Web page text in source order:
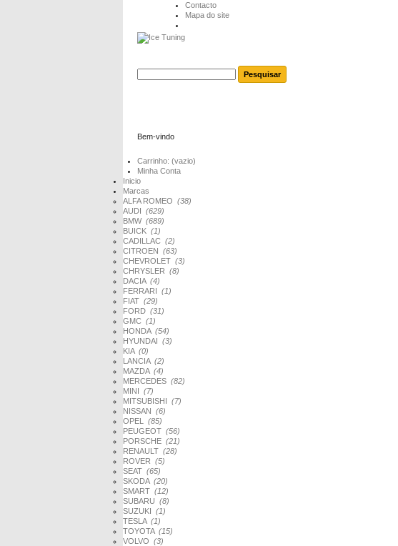
Contacto
Mapa do site
Bem-vindo
Carrinho: (vazio)
Minha Conta
Inicio
Marcas
ALFA ROMEO (38)
AUDI (629)
BMW (689)
BUICK (1)
CADILLAC (2)
CITROEN (63)
CHEVROLET (3)
CHRYSLER (8)
DACIA (4)
FERRARI (1)
FIAT (29)
FORD (31)
GMC (1)
HONDA (54)
HYUNDAI (3)
KIA (0)
LANCIA (2)
MAZDA (4)
MERCEDES (82)
MINI (7)
MITSUBISHI (7)
NISSAN (6)
OPEL (85)
PEUGEOT (56)
PORSCHE (21)
RENAULT (28)
ROVER (5)
SEAT (65)
SKODA (20)
SMART (12)
SUBARU (8)
SUZUKI (1)
TESLA (1)
TOYOTA (15)
VOLVO (3)